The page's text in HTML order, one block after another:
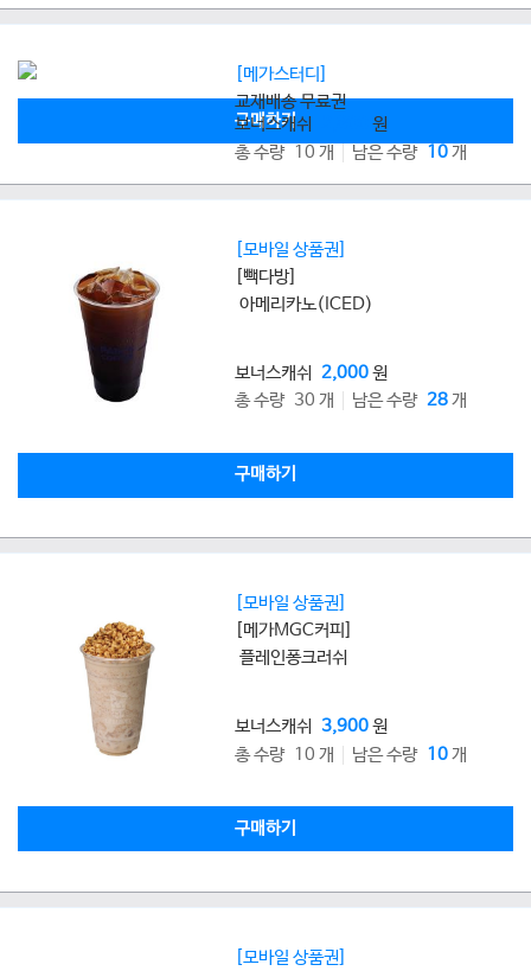
[메가스터디]
교재배송 무료권
보너스캐쉬
원
총 수량 10 개
남은 수량 10개
구매하기
[모바일 상품권]
[빽다방]
아메리카노(ICED)
보너스캐쉬 2,000원
총 수량 30 개
남은 수량 28개
구매하기
[모바일 상품권]
[메가MGC커피]
플레인퐁크러쉬
보너스캐쉬 3,900원
총 수량 10 개
남은 수량 10개
구매하기
[모바일 상품권]